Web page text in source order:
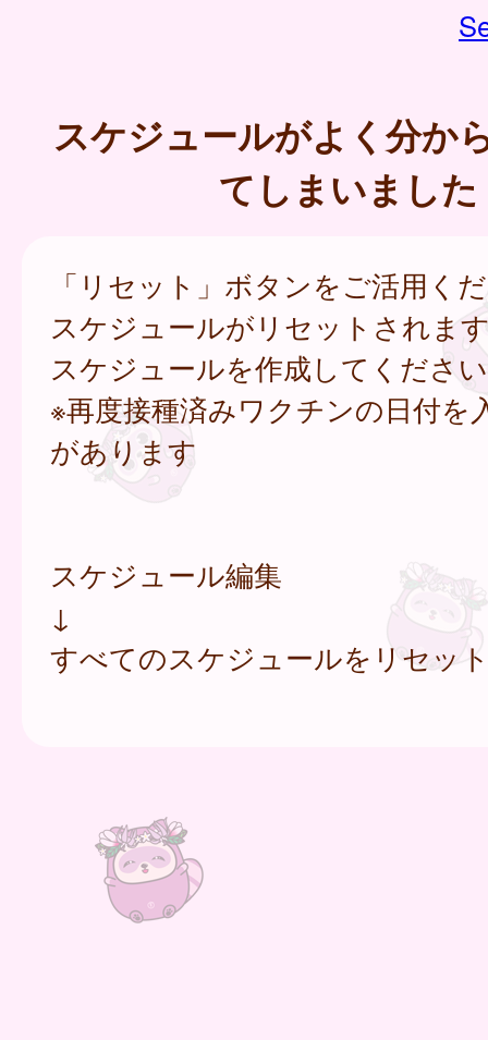
スケジュールがよく分か
てしまいました
「リセット」ボタンをご活用く
スケジュールがリセットされま
スケジュールを作成してくださ
※再度接種済みワクチンの日付を
があります
スケジュール編集
↓
すべてのスケジュールをリセッ